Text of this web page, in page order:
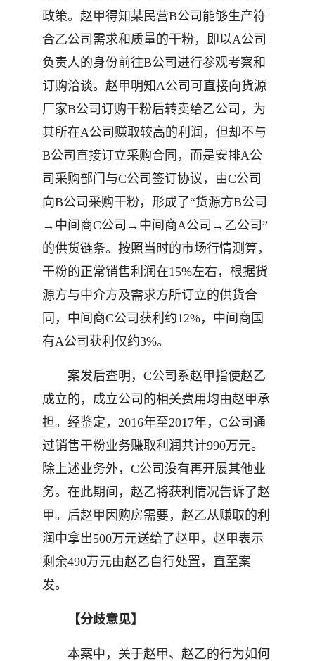
政策。赵甲得知某民营B公司能够生产符
合乙公司需求和质量的干粉，即以A公司
负责人的身份前往B公司进行参观考察和
订购洽谈。赵甲明知A公司可直接向货源
厂家B公司订购干粉后转卖给乙公司，为
其所在A公司赚取较高的利润，但却不与
B公司直接订立采购合同，而是安排A公
司采购部门与C公司签订协议，由C公司
向B公司采购干粉，形成了“货源方B公司
→中间商C公司→中间商A公司→乙公司”
的供货链条。按照当时的市场行情测算，
干粉的正常销售利润在15%左右，根据货
源方与中介方及需求方所订立的供货合
同，中间商C公司获利约12%，中间商国
有A公司获利仅约3%。
案发后查明，C公司系赵甲指使赵乙
成立的，成立公司的相关费用均由赵甲承
担。经鉴定，2016年至2017年，C公司通
过销售干粉业务赚取利润共计990万元。
除上述业务外，C公司没有再开展其他业
务。在此期间，赵乙将获利情况告诉了赵
甲。后赵甲因购房需要，赵乙从赚取的利
润中拿出500万元送给了赵甲，赵甲表示
剩余490万元由赵乙自行处置，直至案
发。
【分歧意见】
本案中，关于赵甲、赵乙的行为如何